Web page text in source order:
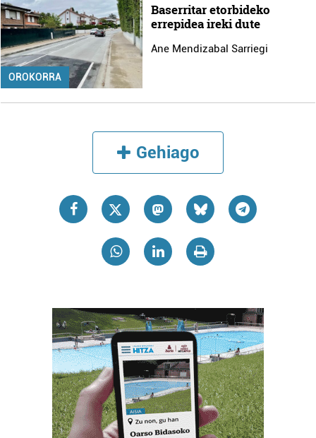
OROKORRA
Baserritar etorbideko
errepidea ireki dute
Ane Mendizabal Sarriegi
Gehiago